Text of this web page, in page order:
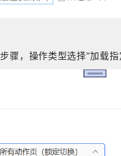
骤，操作类型选择”加载